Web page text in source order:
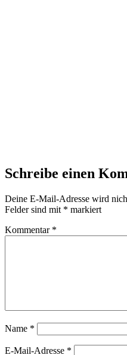
Schreibe einen
Deine E-Mail-Adresse wird
Felder sind mit * markiert
Kommentar *
Name *
E-Mail-Adresse *